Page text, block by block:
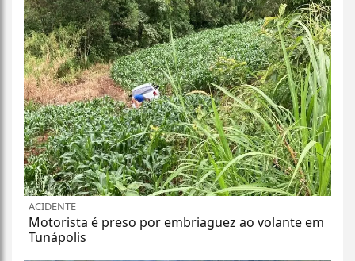
ACIDENTE
Motorista é preso por embriaguez ao volante em
Tunápolis